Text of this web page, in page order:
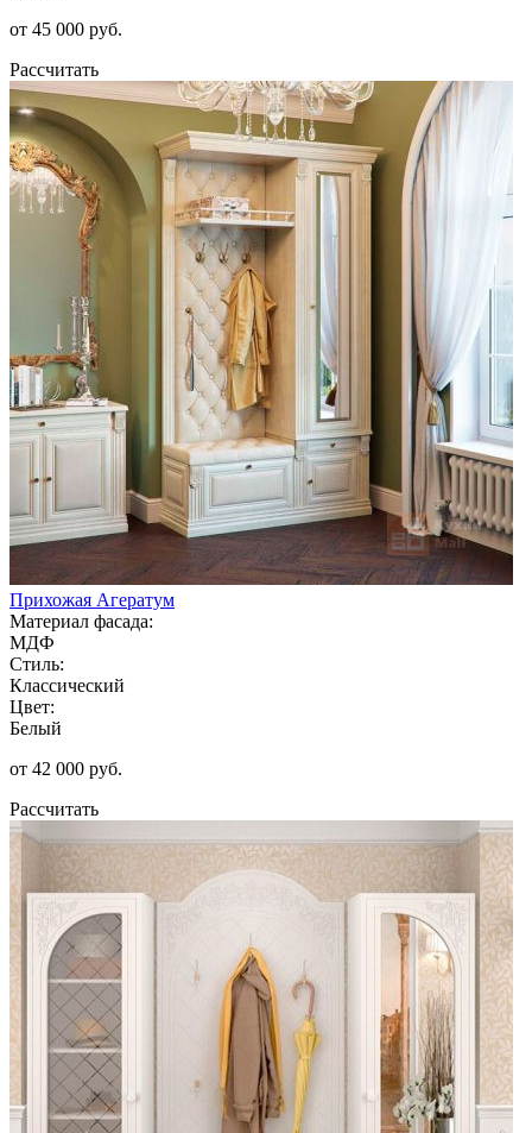
от 45 000 руб.
Рассчитать
Прихожая Агератум
Материал фасада:
МДФ
Стиль:
Классический
Цвет:
Белый
от 42 000 руб.
Рассчитать